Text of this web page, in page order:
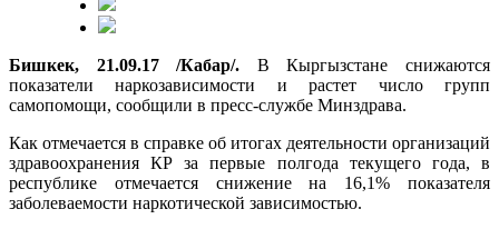
Бишкек, 21.09.17 /Кабар/. В Кыргызстане снижаются
показатели наркозависимости и растет число групп
самопомощи, сообщили в пресс-службе Минздрава.
Как отмечается в справке об итогах деятельности организаций
здравоохранения КР за первые полгода текущего года, в
республике отмечается снижение на 16,1% показателя
заболеваемости наркотической зависимостью.